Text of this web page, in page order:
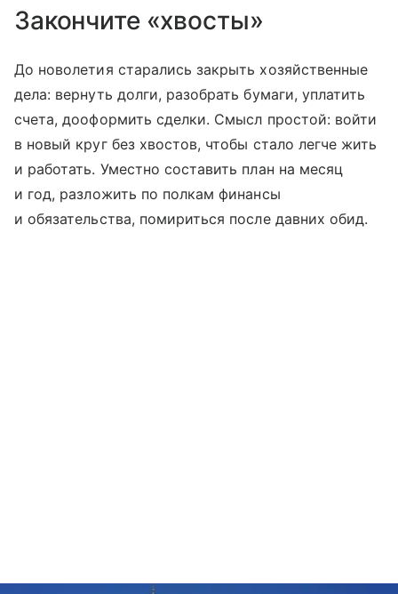
Закончите «хвосты»
До новолетия старались закрыть хозяйственные
дела: вернуть долги, разобрать бумаги, уплатить
счета, дооформить сделки. Смысл простой: войти
в новый круг без хвостов, чтобы стало легче жить
и работать. Уместно составить план на месяц
и год, разложить по полкам финансы
и обязательства, помириться после давних обид.